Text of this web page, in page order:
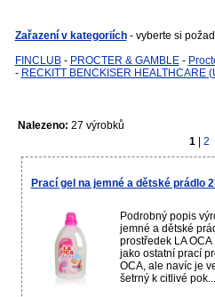
Zařazení v kategoriích - vyberte si
FINCLUB- PROCTER & GAMBLE-
- RECKITT BENCKISER HEALTHCARE
Nalezeno: 27 výrobků
1
2
Prací gel na jemné a dětské prádlo 2l
Podrobný popis
jemné a dětské
prostředek LA
jako ostatní prací
OCA, ale navíc je
šetrný k citlivé pok...